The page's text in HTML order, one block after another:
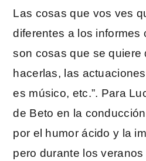
Las cosas que vos ves
diferentes a los informes
son cosas que se quiere
hacerlas, las
es músico, etc.”. Para
de Beto en la
por el humor ácido y la
pero durante los